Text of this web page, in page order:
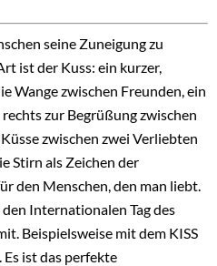
seine Zuneigung zu
ist der Kuss: ein kurzer,
Wange zwischen Freunden, ein
zur Begrüßung zwischen
zwischen zwei Verliebten
Stirn als Zeichen der
den Menschen, den man liebt.
Internationalen Tag des
Beispielsweise mit dem KISS
ist das perfekte